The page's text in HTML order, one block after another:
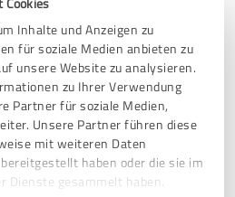
Inhalte und Anzeigen zu
für soziale Medien anbieten zu
unsere Website zu analysieren.
zu Ihrer Verwendung
Partner für soziale Medien,
Unsere Partner führen diese
mit weiteren Daten
haben oder die sie im
Dienste gesammelt haben.
Empfehlung
durch Herrn Maul. Wir